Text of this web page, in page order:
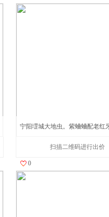
宁阳堽城大地虫。紫蛐蛐配老红
抓...
扫描二维码进行出价
0